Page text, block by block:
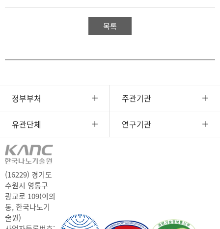
목록
정부부처 주관기관
유관단체 연구기관
(16229) 경기도
수원시 영통구
광교로 109(이의
동, 한국나노기
술원)